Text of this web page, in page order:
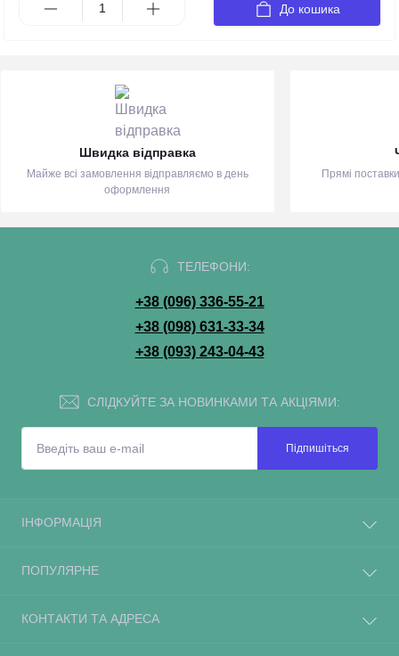
До кошика
Швидка відправка
Майже всі замовлення відправляємо в день
оформлення
Прямі
ТЕЛЕФОНИ:
+38 (096) 336-55-21
+38 (098) 631-33-34
+38 (093) 243-04-43
СЛІДКУЙТЕ ЗА НОВИНКАМИ ТА АКЦІЯМИ:
Підпишіться
ІНФОРМАЦІЯ
ПОПУЛЯРНЕ
КОНТАКТИ ТА АДРЕСА